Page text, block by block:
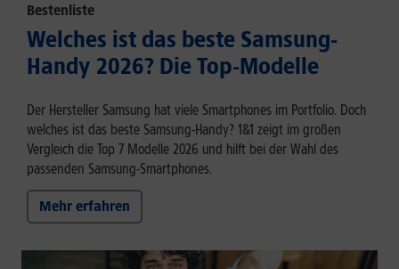
Bestenliste
Welches ist das beste Samsung-
Handy 2026? Die Top-Modelle
Der Hersteller Samsung hat viele Smartphones im Portfolio. Doch
welches ist das beste Samsung-Handy? 1&1 zeigt im großen
Vergleich die Top 7 Modelle 2026 und hilft bei der Wahl des
passenden Samsung-Smartphones.
Mehr erfahren